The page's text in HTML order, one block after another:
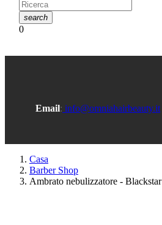
search
0
Email: info@omniahairbeauty.it
Casa
Barber Shop
Ambrato nebulizzatore - Blackstar